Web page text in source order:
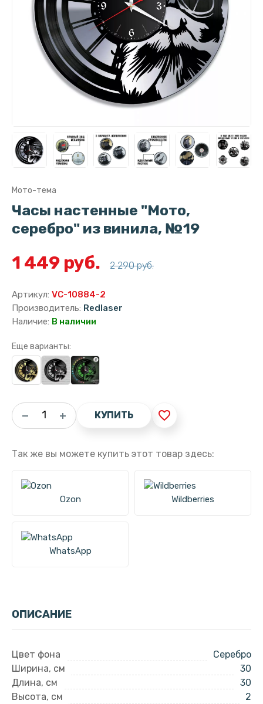
Мото-тема
Часы настенные "Мото,
серебро" из винила, №19
1 449 руб. 2 290 руб.
Артикул: VC-10884-2
Производитель: Redlaser
Наличие: В наличии
Еще варианты:
КУПИТЬ favorite_border
Так же вы можете купить этот товар здесь:
Ozon Wildberries
WhatsApp
ОПИСАНИЕ
Цвет фона
Серебро
Ширина, см
30
Длина, см
30
Высота, см
2